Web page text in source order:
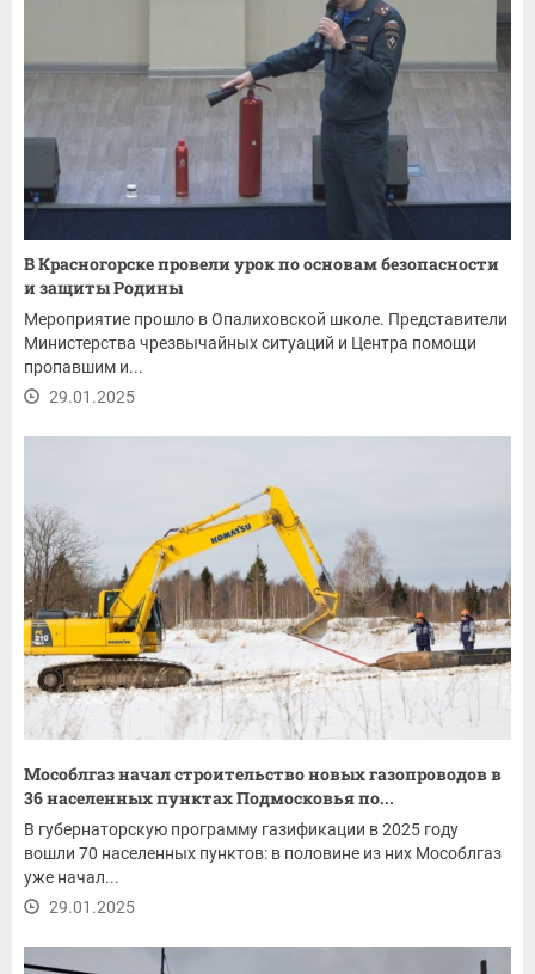
В Красногорске провели урок по основам безопасности
и защиты Родины
Мероприятие прошло в Опалиховской школе. Представители
Министерства чрезвычайных ситуаций и Центра помощи
пропавшим и...
29.01.2025
Мособлгаз начал строительство новых газопроводов в
36 населенных пунктах Подмосковья по...
В губернаторскую программу газификации в 2025 году
вошли 70 населенных пунктов: в половине из них Мособлгаз
уже начал...
29.01.2025